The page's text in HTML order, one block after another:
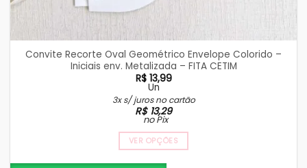
Convite Recorte Oval Geométrico Envelope Colorido –
Iniciais env. Metalizada – FITA CETIM
R$13,99
Un
3x s/ juros no cartão
R$13,29
no Pix
VER OPÇÕES